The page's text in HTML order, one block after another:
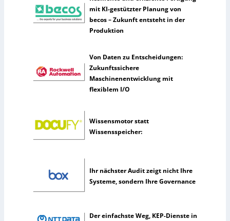
t
l
I
n
l
z
mit KI-gestützter Planung von
becos – Zukunft entsteht in der
Produktion
Von Daten zu Entscheidungen:
Zukunftssichere
Maschinenentwicklung mit
flexiblem I/O
Wissensmotor statt
Wissensspeicher:
Ihr nächster Audit zeigt nicht Ihre
Systeme, sondern Ihre Governance
Der einfachste Weg, KEP-Dienste in